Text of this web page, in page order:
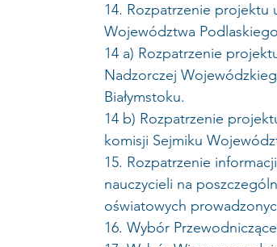
14. Rozpatrzenie projektu
Województwa
14 a) Rozpatrzenie
Nadzorczej
Białymstoku.
14 b) Rozpatrzenie
komisji Sejmiku
15. Rozpatrzenie
nauczycieli na
oświatowych
16. Wybór